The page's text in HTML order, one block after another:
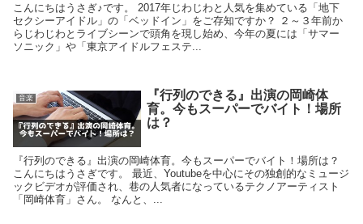
こんにちはうさぎ♪です。 2017年じわじわと人気を集めている「地下
セクシーアイドル」の「ベッドイン」をご存知ですか？ ２～３年前か
らじわじわとライブシーンで頭角を現し始め、今年の夏には「サマー
ソニック」や「東京アイドルフェステ...
音楽
『行列のできる』出演の岡崎体
育。今もスーパーでバイト！場所
は？
『行列のできる』出演の岡崎体育。今もスーパーでバイト！場所は？
こんにちはうさぎです。 最近、Youtubeを中心にその独創的なミュージ
ックビデオが評価され、巷の人気者になっているテクノアーティスト
「岡崎体育」さん。 なんと、...